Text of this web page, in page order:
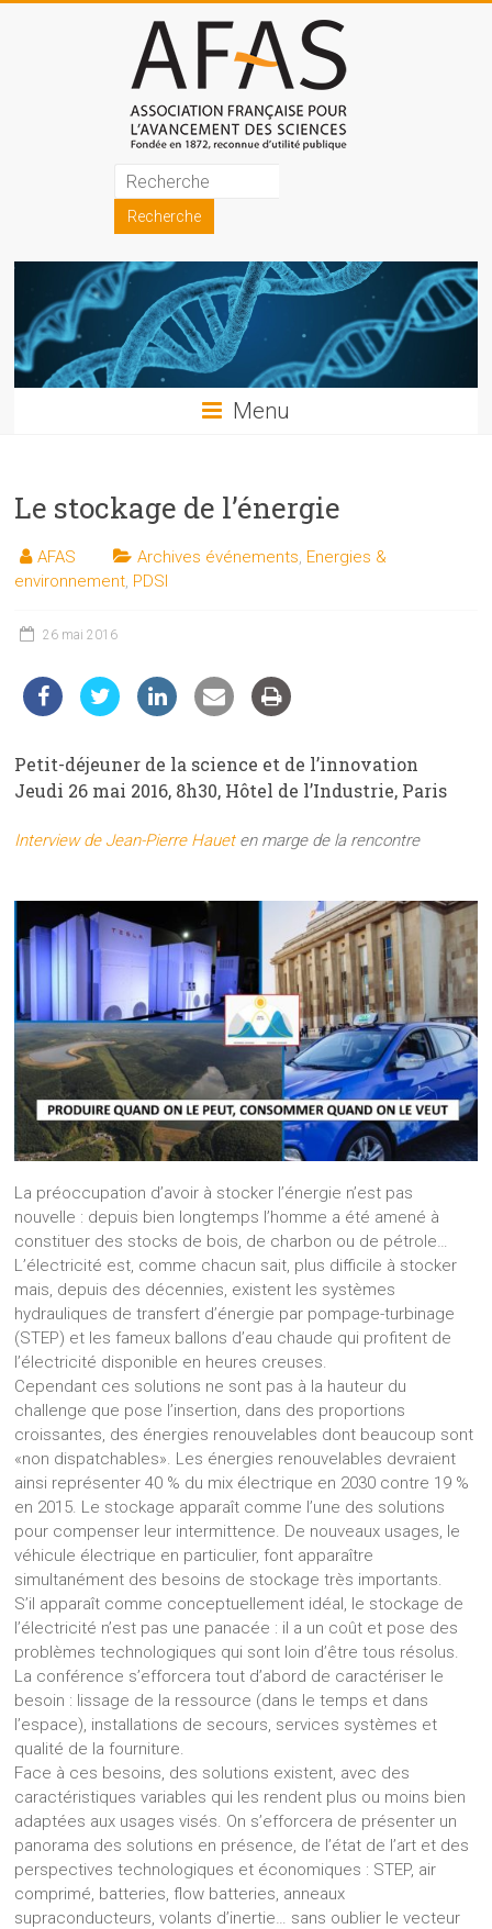
Association
française
pour
l'avancement
des
sciences
les
et
les
auprès
public
Menu
Le stockage de l’énergie
AFAS Archives événements Energies &
environnement PDSI
26 mai 2016
Petit-déjeuner de la science et de l’innovation
Jeudi 26 mai 2016, 8h30, Hôtel de l’Industrie, Paris
Interview de Jean-Pierre Haueten marge de la rencontre
La préoccupation d’avoir à stocker l’énergie n’est pas
nouvelle : depuis bien longtemps l’homme a été amené à
constituer des stocks de bois, de charbon ou de pétrole…
L’électricité est, comme chacun sait, plus difficile à stocker
mais, depuis des décennies, existent les systèmes
hydrauliques de transfert d’énergie par pompage-turbinage
(STEP) et les fameux ballons d’eau chaude qui profitent de
l’électricité disponible en heures creuses.
Cependant ces solutions ne sont pas à la hauteur du
challenge que pose l’insertion, dans des proportions
croissantes, des énergies renouvelables dont beaucoup sont
«non dispatchables». Les énergies renouvelables devraient
ainsi représenter 40 % du mix électrique en 2030 contre 19 %
en 2015. Le stockage apparaît comme l’une des solutions
pour compenser leur intermittence. De nouveaux usages, le
véhicule électrique en particulier, font apparaître
simultanément des besoins de stockage très importants.
S’il apparaît comme conceptuellement idéal, le stockage de
l’électricité n’est pas une panacée : il a un coût et pose des
problèmes technologiques qui sont loin d’être tous résolus.
La conférence s’efforcera tout d’abord de caractériser le
besoin : lissage de la ressource (dans le temps et dans
l’espace), installations de secours, services systèmes et
qualité de la fourniture.
Face à ces besoins, des solutions existent, avec des
caractéristiques variables qui les rendent plus ou moins bien
adaptées aux usages visés. On s’efforcera de présenter un
panorama des solutions en présence, de l’état de l’art et des
perspectives technologiques et économiques : STEP, air
comprimé, batteries, flow batteries, anneaux
supraconducteurs, volants d’inertie… sans oublier le vecteur